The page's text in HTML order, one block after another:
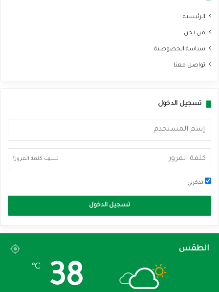
الرئيسية
من نحن
سياسة الخصوصية
تواصل معنا
تسجيل الدخول
نسيت كلمة المرور؟
تذكرني
تسجيل الدخول
الطقس
38
℃